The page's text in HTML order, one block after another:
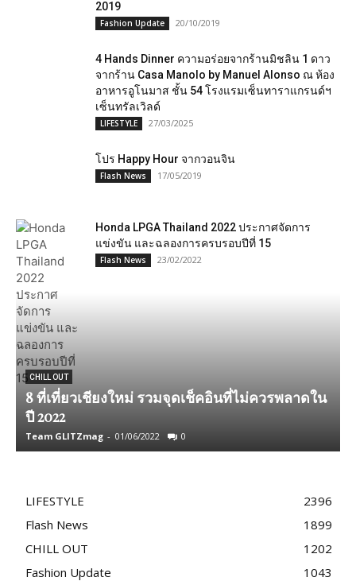
2019
Fashion Update 20/10/2019
4 Hands Dinner ความอร่อยจากร้านมิชลิน 1 ดาว
จากร้าน Casa Manolo by Manuel Alonso ณ ห้อง
อาหารอูโนมาส ชั้น 54 โรงแรมเซ็นทาราแกรนด์ฯ
เซ็นทรัลเวิลด์
LIFESTYLE 27/03/2025
โปร Happy Hour จากวอนจิน
Flash News 17/05/2019
Honda LPGA Thailand 2022 ประกาศจัดการ
แข่งขัน และฉลองการครบรอบปีที่ 15
Flash News 23/02/2022
CHILL OUT
8 ที่เที่ยวเชียงใหม่ รวมจุดเช็คอินที่ไม่ควรพลาดใน
ปี 2022
Team GLITZmag - 01/06/2022 0
LIFESTYLE
2396
Flash News
1899
CHILL OUT
1202
Fashion Update
1043